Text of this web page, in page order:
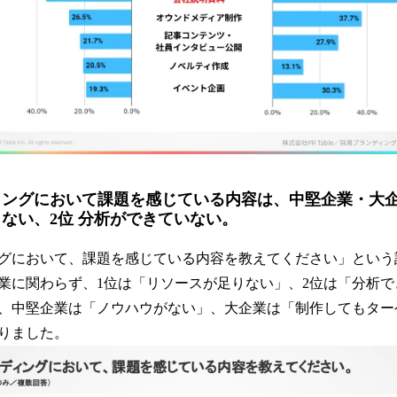
グにおいて課題を感じている内容は、中堅企業・大
い、2位 分析ができていない。
において、課題を感じている内容を教えてください」とい
に関わらず、1位は「リソースが足りない」、2位は「分析
中堅企業は「ノウハウがない」、大企業は「制作してもタ
ました。